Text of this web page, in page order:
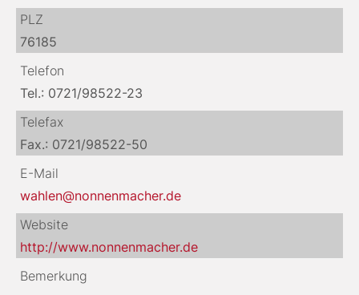
PLZ
76185
Telefon
Tel.: 0721/98522-23
Telefax
Fax.: 0721/98522-50
E-Mail
wahlen@nonnenmacher.de
Website
http://www.nonnenmacher.de
Bemerkung